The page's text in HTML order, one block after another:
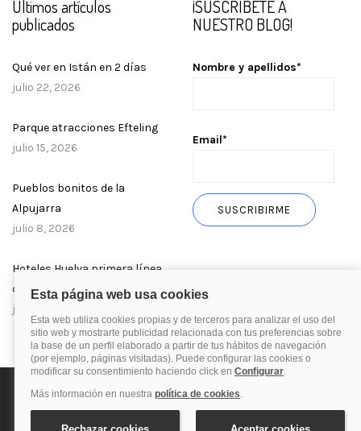
Últimos artículos
publicados
Qué ver en Istán en 2 días
julio 22, 2026
Parque atracciones Efteling
julio 15, 2026
Pueblos bonitos de la
Alpujarra
julio 8, 2026
Hoteles Huelva primera línea
de playa
julio 1, 2026
¡SUSCRÍBETE A
NUESTRO BLOG!
Nombre y apellidos*
Email*
© 2025 Blog de quehoteles.com. Todos los derechos reservados.